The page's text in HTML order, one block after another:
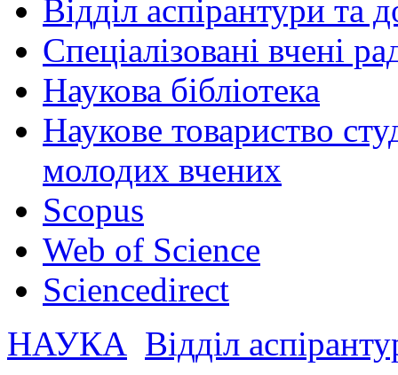
Відділ аспірантури та
Спеціалізовані вчені
Наукова бібліотека
Наукове товариство
молодих вчених
Scopus
Web of Science
Sciencedirect
НАУКА Відділ